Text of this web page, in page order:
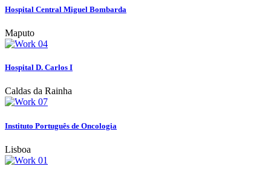
Hospital Central Miguel Bombarda
Maputo
Hospital D. Carlos I
Caldas da Rainha
Instituto Português de Oncologia
Lisboa